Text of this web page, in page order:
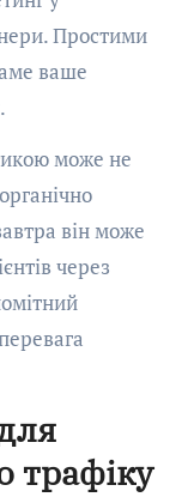
Простими
ваше
може не
він може
через
трафіку